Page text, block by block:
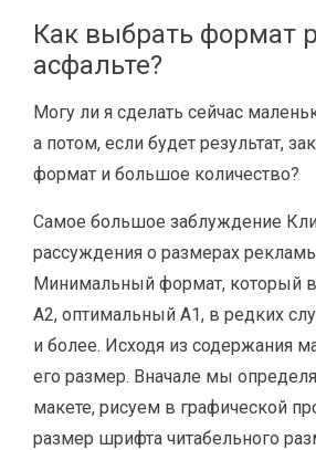
Как выбрать формат
асфальте?
Могу ли я сделать сейчас
а потом, если будет результат,
формат и большое количество?
Самое большое заблуждение
рассуждения о размерах
Минимальный формат, который
А2, оптимальный А1, в редких
и более. Исходя из содержания
его размер. Вначале мы
макете, рисуем в графической
размер шрифта читабельного